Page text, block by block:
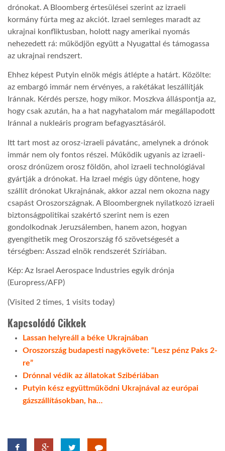
drónokat. A Bloomberg értesülései szerint az izraeli
kormány fúrta meg az akciót. Izrael semleges maradt az
ukrajnai konfliktusban, holott nagy amerikai nyomás
nehezedett rá: működjön együtt a Nyugattal és támogassa
az ukrajnai rendszert.
Ehhez képest Putyin elnök mégis átlépte a határt. Közölte:
az embargó immár nem érvényes, a rakétákat leszállítják
Iránnak. Kérdés persze, hogy mikor. Moszkva álláspontja az,
hogy csak azután, ha a hat nagyhatalom már megállapodott
Iránnal a nukleáris program befagyasztásáról.
Itt tart most az orosz-izraeli pávatánc, amelynek a drónok
immár nem oly fontos részei. Működik ugyanis az izraeli-
orosz drónüzem orosz földön, ahol izraeli technológiával
gyártják a drónokat. Ha Izrael mégis úgy döntene, hogy
szállít drónokat Ukrajnának, akkor azzal nem okozna nagy
csapást Oroszországnak. A Bloombergnek nyilatkozó izraeli
biztonságpolitikai szakértő szerint nem is ezen
gondolkodnak Jeruzsálemben, hanem azon, hogyan
gyengíthetik meg Oroszország fő szövetségesét a
térségben: Asszad elnök rendszerét Szíriában.
Kép: Az Israel Aerospace Industries egyik drónja
(Europress/AFP)
(Visited 2 times, 1 visits today)
Kapcsolódó Cikkek
Lassan helyreáll a béke Ukrajnában
Oroszország budapesti nagykövete: “Lesz pénz Paks 2-
re”
Drónnal védik az állatokat Szibériában
Putyin kész együttműködni Ukrajnával az európai
gázszállításokban, ha…